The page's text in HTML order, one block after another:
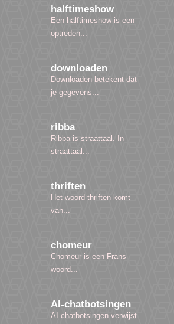
halftimeshow
Een halftimeshow is een
optreden...
downloaden
Downloaden betekent dat
je gegevens...
ribba
Ribba is straattaal. In
straattaal...
thriften
Het woord thriften komt
van...
chomeur
Chomeur is een Frans
woord...
AI-chatbotsingen
AI-chatbotsingen verwijst